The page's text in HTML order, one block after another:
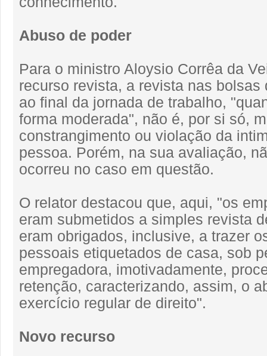
Abuso de poder
Para o ministro Aloysio Corrêa da
recurso revista, a revista nas bolsas
ao final da jornada de trabalho,
forma moderada", não é, por si só,
constrangimento ou violação da
pessoa. Porém, na sua avaliação,
ocorreu no caso em questão.
O relator destacou que, aqui, "os
eram submetidos a simples revista
eram obrigados, inclusive, a trazer
pessoais etiquetados de casa, sob
empregadora, imotivadamente,
retenção, caracterizando, assim, o
exercício regular de direito".
Novo recurso